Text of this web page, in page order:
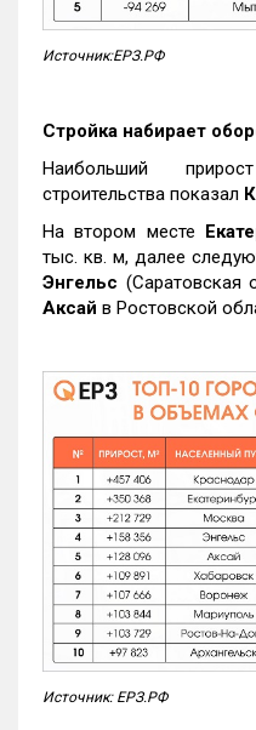
Источник:ЕРЗ.РФ
Стройка набирает
Наибольший
строительства показал
На втором месте
тыс. кв. м, далее
Энгельс (Саратовская
Аксай в Ростовской
Источник: ЕРЗ.РФ